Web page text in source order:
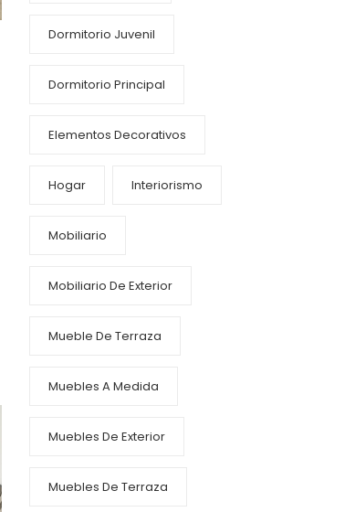
Dormitorio Juvenil
Dormitorio Principal
Elementos Decorativos
Hogar Interiorismo
Mobiliario
Mobiliario De Exterior
Mueble De Terraza
Muebles A Medida
Muebles De Exterior
Muebles De Terraza